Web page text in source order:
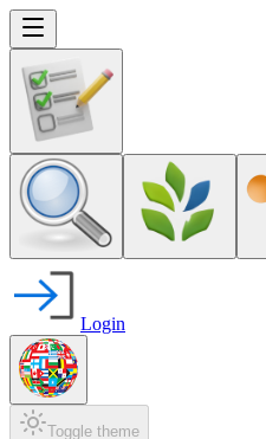
Login
Toggle theme